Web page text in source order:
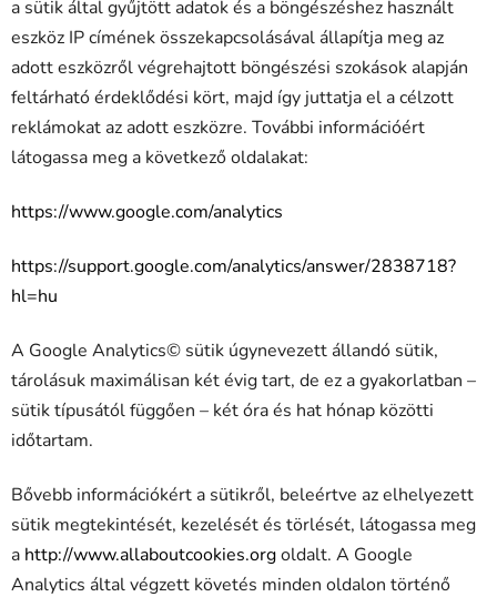
a sütik által gyűjtött adatok és a böngészéshez használt
eszköz IP címének összekapcsolásával állapítja meg az
adott eszközről végrehajtott böngészési szokások alapján
feltárható érdeklődési kört, majd így juttatja el a célzott
reklámokat az adott eszközre. További információért
látogassa meg a következő oldalakat:
https://www.google.com/analytics
https://support.google.com/analytics/answer/2838718?
hl=hu
A Google Analytics© sütik úgynevezett állandó sütik,
tárolásuk maximálisan két évig tart, de ez a gyakorlatban –
sütik típusától függően – két óra és hat hónap közötti
időtartam.
Bővebb információkért a sütikről, beleértve az elhelyezett
sütik megtekintését, kezelését és törlését, látogassa meg
a http://www.allaboutcookies.orgoldalt. A Google
Analytics által végzett követés minden oldalon történő